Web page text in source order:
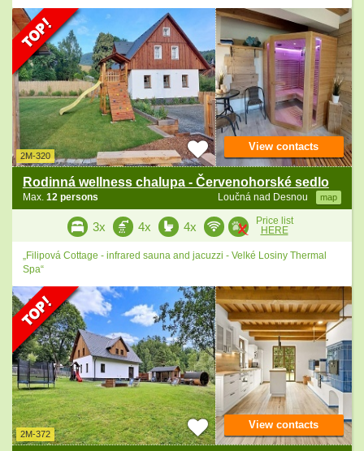
2M-320
Rodinná wellness chalupa - Červenohorské sedlo
Loučná nad Desnou map
Max. 12 persons
View contacts
3x 4x 4x
Price list
HERE
„Filipová Cottage - infrared sauna and jacuzzi - Velké Losiny Thermal
Spa“
2M-372
View contacts